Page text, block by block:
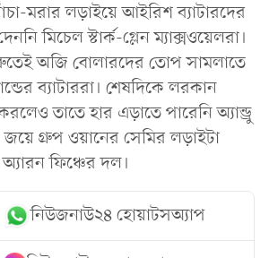
মরার লড়াইয়ে আইরিশ ব্যাটারদের
মিচেল স্টার্ক-গ্লেন ম্যাক্সওয়েলরা।
অজি বোলারদের তোপ সামলাতে
ব্যাটাররা। শেষদিকে লরকান
তাতে হার এড়াতে পারেনি অ্যান্ড্রু
জয়ে গ্রুপ ওয়ানের সেমির লড়াইটা
ফিঞ্চের দল।
নিউজনাউ২৪ হোয়াটসঅ্যাপ